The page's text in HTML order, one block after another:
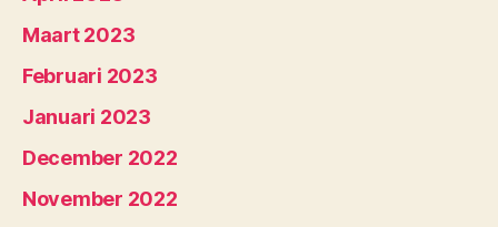
Maart 2023
Februari 2023
Januari 2023
December 2022
November 2022